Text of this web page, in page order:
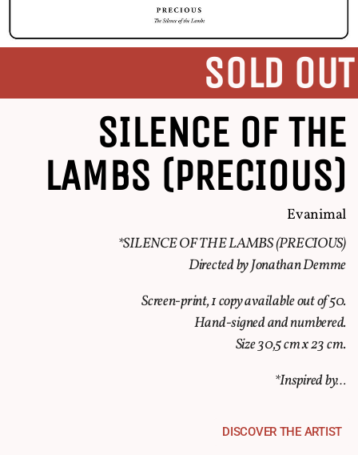
SOLD OUT
SILENCE OF THE
LAMBS (PRECIOUS)
Evanimal
*SILENCE OF THE LAMBS (PRECIOUS)
Directed by Jonathan Demme
Screen-print, 1 copy available out of 50.
Hand-signed and numbered.
Size 30,5 cm x 23 cm.
*Inspired by…
DISCOVER THE ARTIST